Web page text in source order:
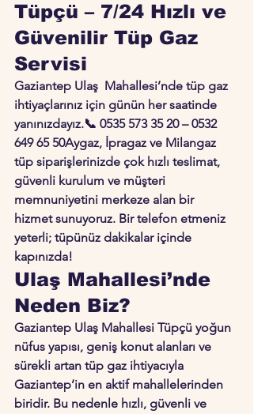
Tüpçü – 7/24 Hızlı ve
Güvenilir Tüp Gaz
Servisi
Gaziantep Ulaş  Mahallesi’nde tüp gaz
ihtiyaçlarınız için günün her saatinde
yanınızdayız.📞 0535 573 35 20 – 0532
649 65 50Aygaz, İpragaz ve Milangaz
tüp siparişlerinizde çok hızlı teslimat,
güvenli kurulum ve müşteri
memnuniyetini merkeze alan bir
hizmet sunuyoruz. Bir telefon etmeniz
yeterli; tüpünüz dakikalar içinde
kapınızda!
Ulaş Mahallesi’nde
Neden Biz?
Gaziantep Ulaş Mahallesi Tüpçü yoğun
nüfus yapısı, geniş konut alanları ve
sürekli artan tüp gaz ihtiyacıyla
Gaziantep’in en aktif mahallelerinden
biridir. Bu nedenle hızlı, güvenli ve